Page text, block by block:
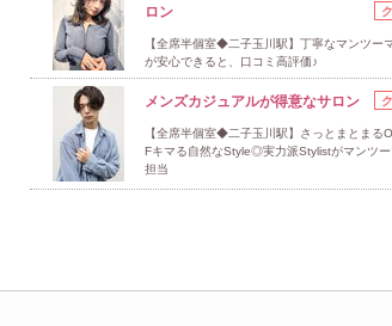
ロン
【全席半個室◆二子玉川駅】丁寧なマンツー
が安心できると、口コミ高評価♪
メンズカジュアルが得意なサロン
【全席半個室◆二子玉川駅】さっとまとまる
Fキマる自然なStyle◎実力派Stylistがマンツ
担当